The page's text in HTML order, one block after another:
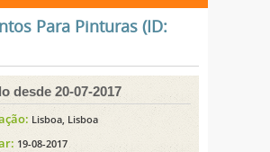
Para Pinturas (ID:
desde 20-07-2017
Lisboa, Lisboa
19-08-2017